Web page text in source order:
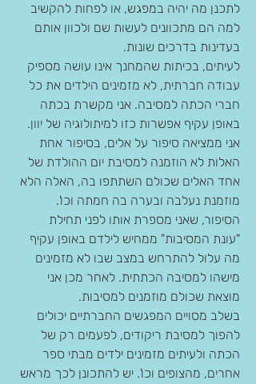
לתכנן מה יהיה במפגש, או לפחות להקשיב
למה הם מתכוונים לעשות שם ולכוון אותם
בעדינות בדרכים שונות.
לעיתים, בכיתות שהמחנך אינו עושה מספיק
עבודה חברתית, לא מזמינים הילדים את כל
חברי הכתה למסיבה. אני מקשרת בכתה
באופן עקיף אפשרות כזו למיתולוגיה של יוון.
אני ממציאה סיפור על אלים, בסיפור אחת
האלות לא הוזמנה למסיבת יום ההולדת של
אחד האלים שכולם השתתפו בה, האלה הלא
מוזמנת נעלבה ובערה בה חמתה וכו'.
הסיפור, שאני מספרת אותו לפני תחילת
"עונת המסיבות" ממחיש לילדם באופן עקיף
מה עלול להתרחש במצב שבו לא מזמינים
מישהו למסיבה הכתתית. לאחר מכן אני
מוצאת שכולם מוזמנים למסיבות.
בשלב מסויים המפגשים החברתיים יכולים
להפוך למסיבת ריקודים, לפעמים רק של
הכתה ולעיתים מזמינים ילדים מבתי ספר
אחרים, מהצופים וכו'. יש להתכונן לכך מראש